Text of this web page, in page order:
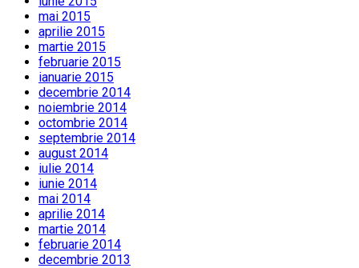
mai 2015
aprilie 2015
martie 2015
februarie 2015
ianuarie 2015
decembrie 2014
noiembrie 2014
octombrie 2014
septembrie 2014
august 2014
iulie 2014
iunie 2014
mai 2014
aprilie 2014
martie 2014
februarie 2014
decembrie 2013